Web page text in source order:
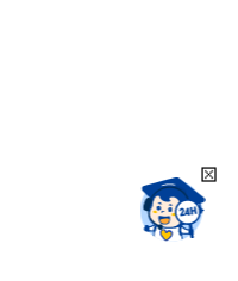
챗봇상담:
24시
채팅상담:
9시~18시
희